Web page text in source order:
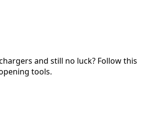
and still no luck? Follow this
tools.